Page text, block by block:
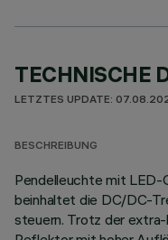
TECHNISCHE
LETZTES UPDATE:
BESCHREIBUNG
Pendelleuchte mit
beinhaltet die DC/DC-
steuern. Trotz der